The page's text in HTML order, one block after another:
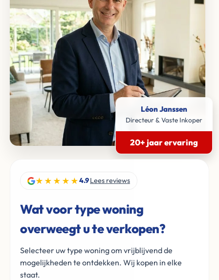
Léon Janssen
Directeur & Vaste Inkoper
20+ jaar ervaring
★★★★★4.9Lees reviews
Wat voor type woning
overweegt u te verkopen?
Selecteer uw type woning om vrijblijvend de
mogelijkheden te ontdekken. Wij kopen in elke
staat.